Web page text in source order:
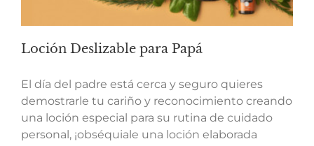
Loción Deslizable para Papá
El día del padre está cerca y seguro quieres
demostrarle tu cariño y reconocimiento creando
una loción especial para su rutina de cuidado
personal, ¡obséquiale una loción elaborada